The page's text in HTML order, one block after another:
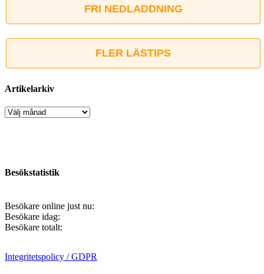
FRI NEDLADDNING
FLER LÄSTIPS
Artikelarkiv
Artikelarkiv
Besökstatistik
Besökare online just nu:
Besökare idag:
Besökare totalt:
Integritetspolicy / GDPR